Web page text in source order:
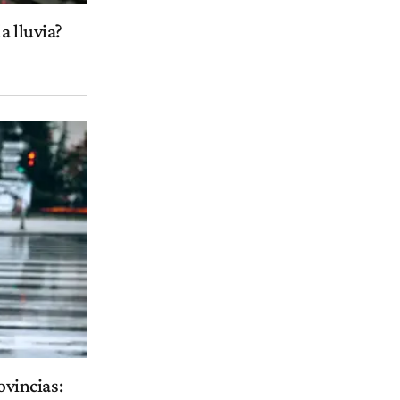
lluvia?